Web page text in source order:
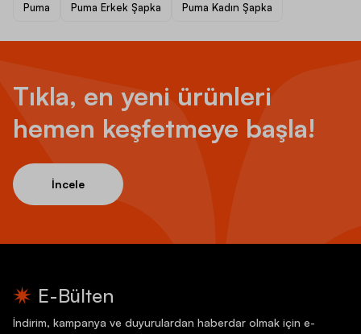
Puma Puma Erkek Şapka Puma Kadın Şapka
Tıkla, en yeni ürünleri
hemen keşfetmeye başla!
İncele
E-Bülten
İndirim, kampanya ve duyurulardan haberdar olmak için e-